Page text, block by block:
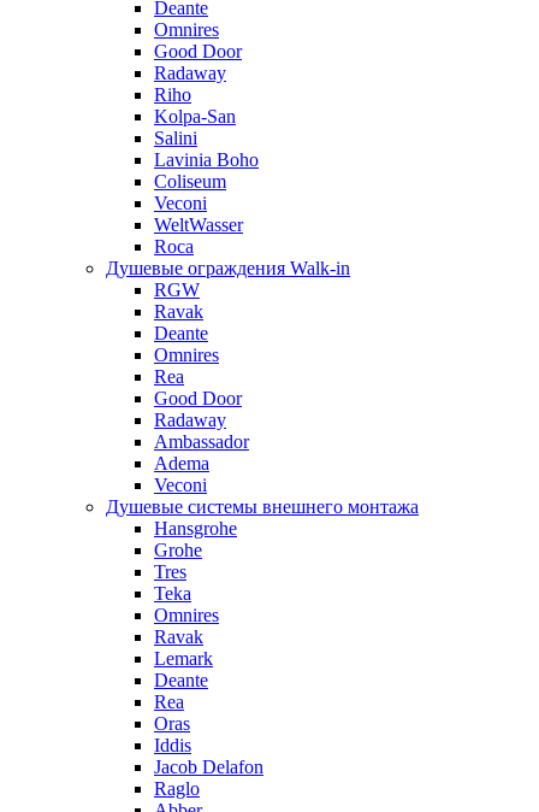
Deante
Omnires
Good Door
Radaway
Riho
Kolpa-San
Salini
Lavinia Boho
Coliseum
Veconi
WeltWasser
Roca
Душевые ограждения Walk-in
RGW
Ravak
Deante
Omnires
Rea
Good Door
Radaway
Ambassador
Adema
Veconi
Душевые системы внешнего монтажа
Hansgrohe
Grohe
Tres
Teka
Omnires
Ravak
Lemark
Deante
Rea
Oras
Iddis
Jacob Delafon
Raglo